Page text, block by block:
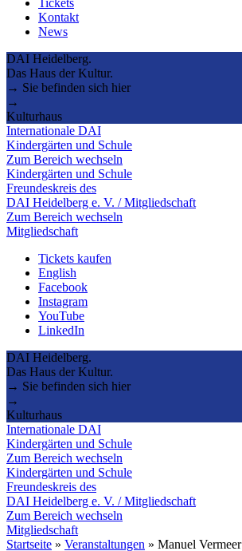
Kontakt
News
DAI Heidelberg.
Das Haus der Kultur.
→ Sie befinden sich hier
→
Kulturhaus
Internationale DAI
Kindergärten und Schule
Zum Bereich wechseln
Kindergärten und Schule
Freundeskreis des
DAI Heidelberg e. V. / Mitgliedschaft
Zum Bereich wechseln
Mitgliedschaft
Tickets kaufen
English
Facebook
Instagram
YouTube
LinkedIn
DAI Heidelberg.
Das Haus der Kultur.
→ Sie befinden sich hier
→
Kulturhaus
Internationale DAI
Kindergärten und Schule
Zum Bereich wechseln
Kindergärten und Schule
Freundeskreis des
DAI Heidelberg e. V. / Mitgliedschaft
Zum Bereich wechseln
Mitgliedschaft
Startseite » Veranstaltungen » Manuel Vermeer